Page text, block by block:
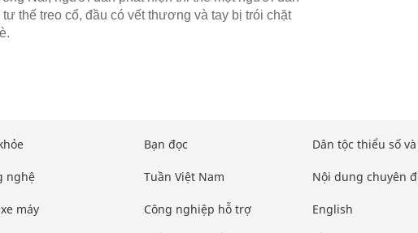
thế treo cổ, đầu có vết thương và tay bị trói chặt
nghệ
máy
Bạn đọc
Tuần Việt Nam
Công nghiệp hỗ trợ
Dân tộc thiểu số
Nội dung chuyên
English